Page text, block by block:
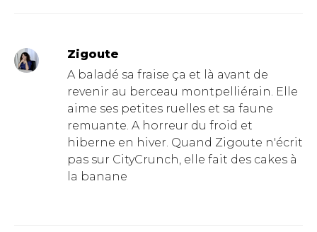
Zigoute
A baladé sa fraise ça et là avant de
revenir au berceau montpelliérain. Elle
aime ses petites ruelles et sa faune
remuante. A horreur du froid et
hiberne en hiver. Quand Zigoute n'écrit
pas sur CityCrunch, elle fait des cakes à
la banane